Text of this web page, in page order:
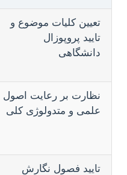
تعیین کلیات موضوع و
تایید پروپوزال
دانشگاهی
نظارت بر رعایت اصول
علمی و متدولوژی کلی
تایید فصول نگارش